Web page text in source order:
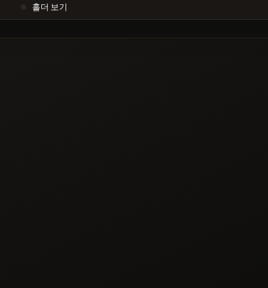
가장 많이 투표 받은
홀더 보기